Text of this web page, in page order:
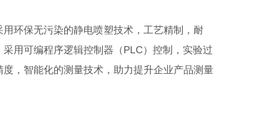
环保无污染的静电喷塑技术，工艺精制，耐
用可编程序逻辑控制器（PLC）控制，实验过
，智能化的测量技术，助力提升企业产品测量